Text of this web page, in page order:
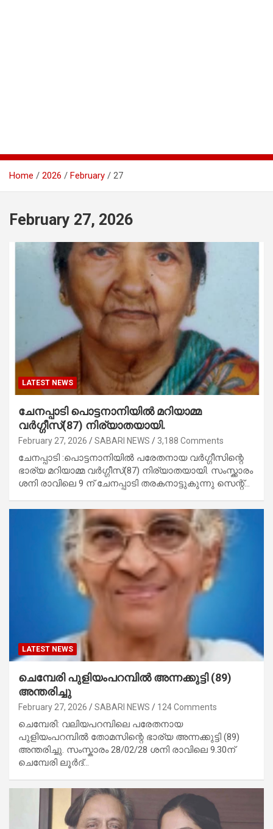
Home 2026 February 27
February 27, 2026
LATEST NEWS
ചേനപ്പാടി പൊട്ടനാനിയിൽ മറിയാമ്മ
വർഗ്ഗീസ്(87) നിര്യാതയായി.
February 27, 2026 SABARI NEWS 3,188 Comments
ചേനപ്പാടി :പൊട്ടനാനിയിൽ പരേതനായ വർഗ്ഗീസിന്റെ
ഭാര്യ മറിയാമ്മ വർഗ്ഗീസ്(87) നിര്യാതയായി. സംസ്ക്കാരം
ശനി രാവിലെ 9 ന് ചേനപ്പാടി തരകനാട്ടുകുന്നു സെന്റ്‌…
LATEST NEWS
ചെമ്പേരി പുളിയംപറമ്പിൽ അന്നക്കുട്ടി (89)
അന്തരിച്ചു
February 27, 2026 SABARI NEWS 124 Comments
ചെമ്പേരി: വലിയപറമ്പിലെ പരേതനായ
പുളിയംപറമ്പിൽ തോമസിന്റെ ഭാര്യ അന്നക്കുട്ടി (89)
അന്തരിച്ചു. സംസ്കാരം 28/02/28 ശനി രാവിലെ 9.30ന്
ചെമ്പേരി ലൂർദ്…